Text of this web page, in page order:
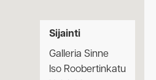
Sijainti
Galleria Sinne
Iso Roobertinkatu